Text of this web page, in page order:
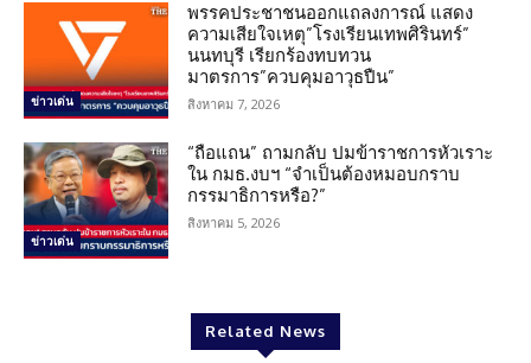
ข่าวเด่น
พรรคประชาชนออกแถลงการณ์ แสดง
ความเสียใจเหตุ”โรงเรียนเทพศิรินทร์”
นนทบุรี เรียกร้องทบทวน
มาตรการ”ควบคุมอาวุธปืน”
สิงหาคม 7, 2026
ข่าวเด่น
“ถือแถน” ถามกลับ ปมข้าราชการหัวเราะ
ใน กมธ.งบฯ “จำเป็นต้องหมอบกราบ
กรรมาธิการหรือ?”
สิงหาคม 5, 2026
Related News